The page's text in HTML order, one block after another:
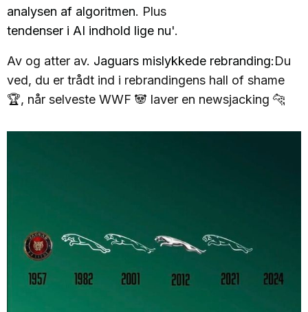
analysen af algoritmen. Plus
tendenser i AI indhold lige nu'.
Av og atter av. Jaguars mislykkede rebranding:Du
ved, du er trådt ind i rebrandingens hall of shame
🏆, når selveste WWF 🐼 laver en newsjacking 🐆